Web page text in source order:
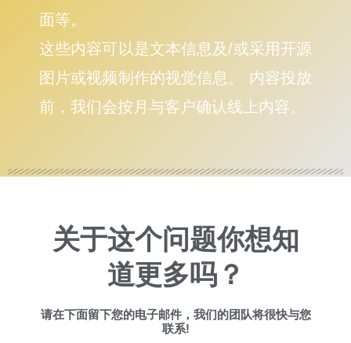
面等。
这些内容可以是文本信息及/或采用开源
图片或视频制作的视觉信息。 内容投放
前，我们会按月与客户确认线上内容。
关于这个问题你想知
道更多吗？
请在下面留下您的电子邮件，我们的团队将很快与您
联系!